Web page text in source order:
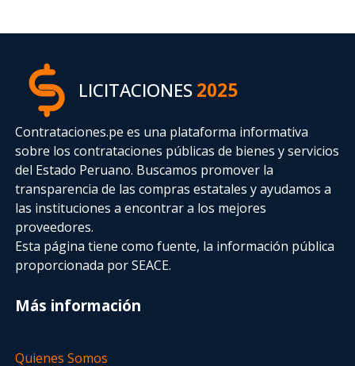
LICITACIONES2025
Contrataciones.pe es una plataforma informativa
sobre los contrataciones públicas de bienes y servicios
del Estado Peruano. Buscamos promover la
transparencia de las compras estatalesy ayudamos a
las instituciones a encontrar a los mejores
proveedores.
Esta página tiene como fuente, la información pública
proporcionada por SEACE.
Más información
Quienes Somos